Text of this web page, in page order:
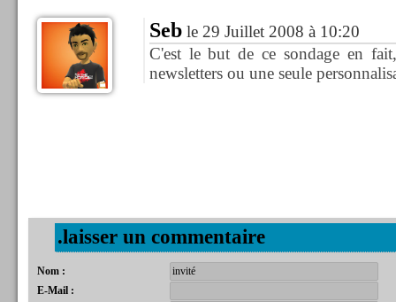
Seble 29 Juillet 2008 à 10:20
C'est le but de ce sondage en
newsletters ou une seule
.laisser un commentaire
Nom :
E-Mail :